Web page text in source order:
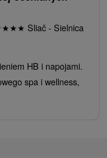
★★★ Sliač - Sielnica
HB i napojami.
spa i wellness,